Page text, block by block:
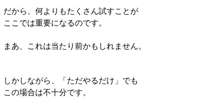
だから、何よりもたくさん試すことが
ここでは重要になるのです。
まあ、これは当たり前かもしれません。
しかしながら、「ただやるだけ」でも
この場合は不十分です。